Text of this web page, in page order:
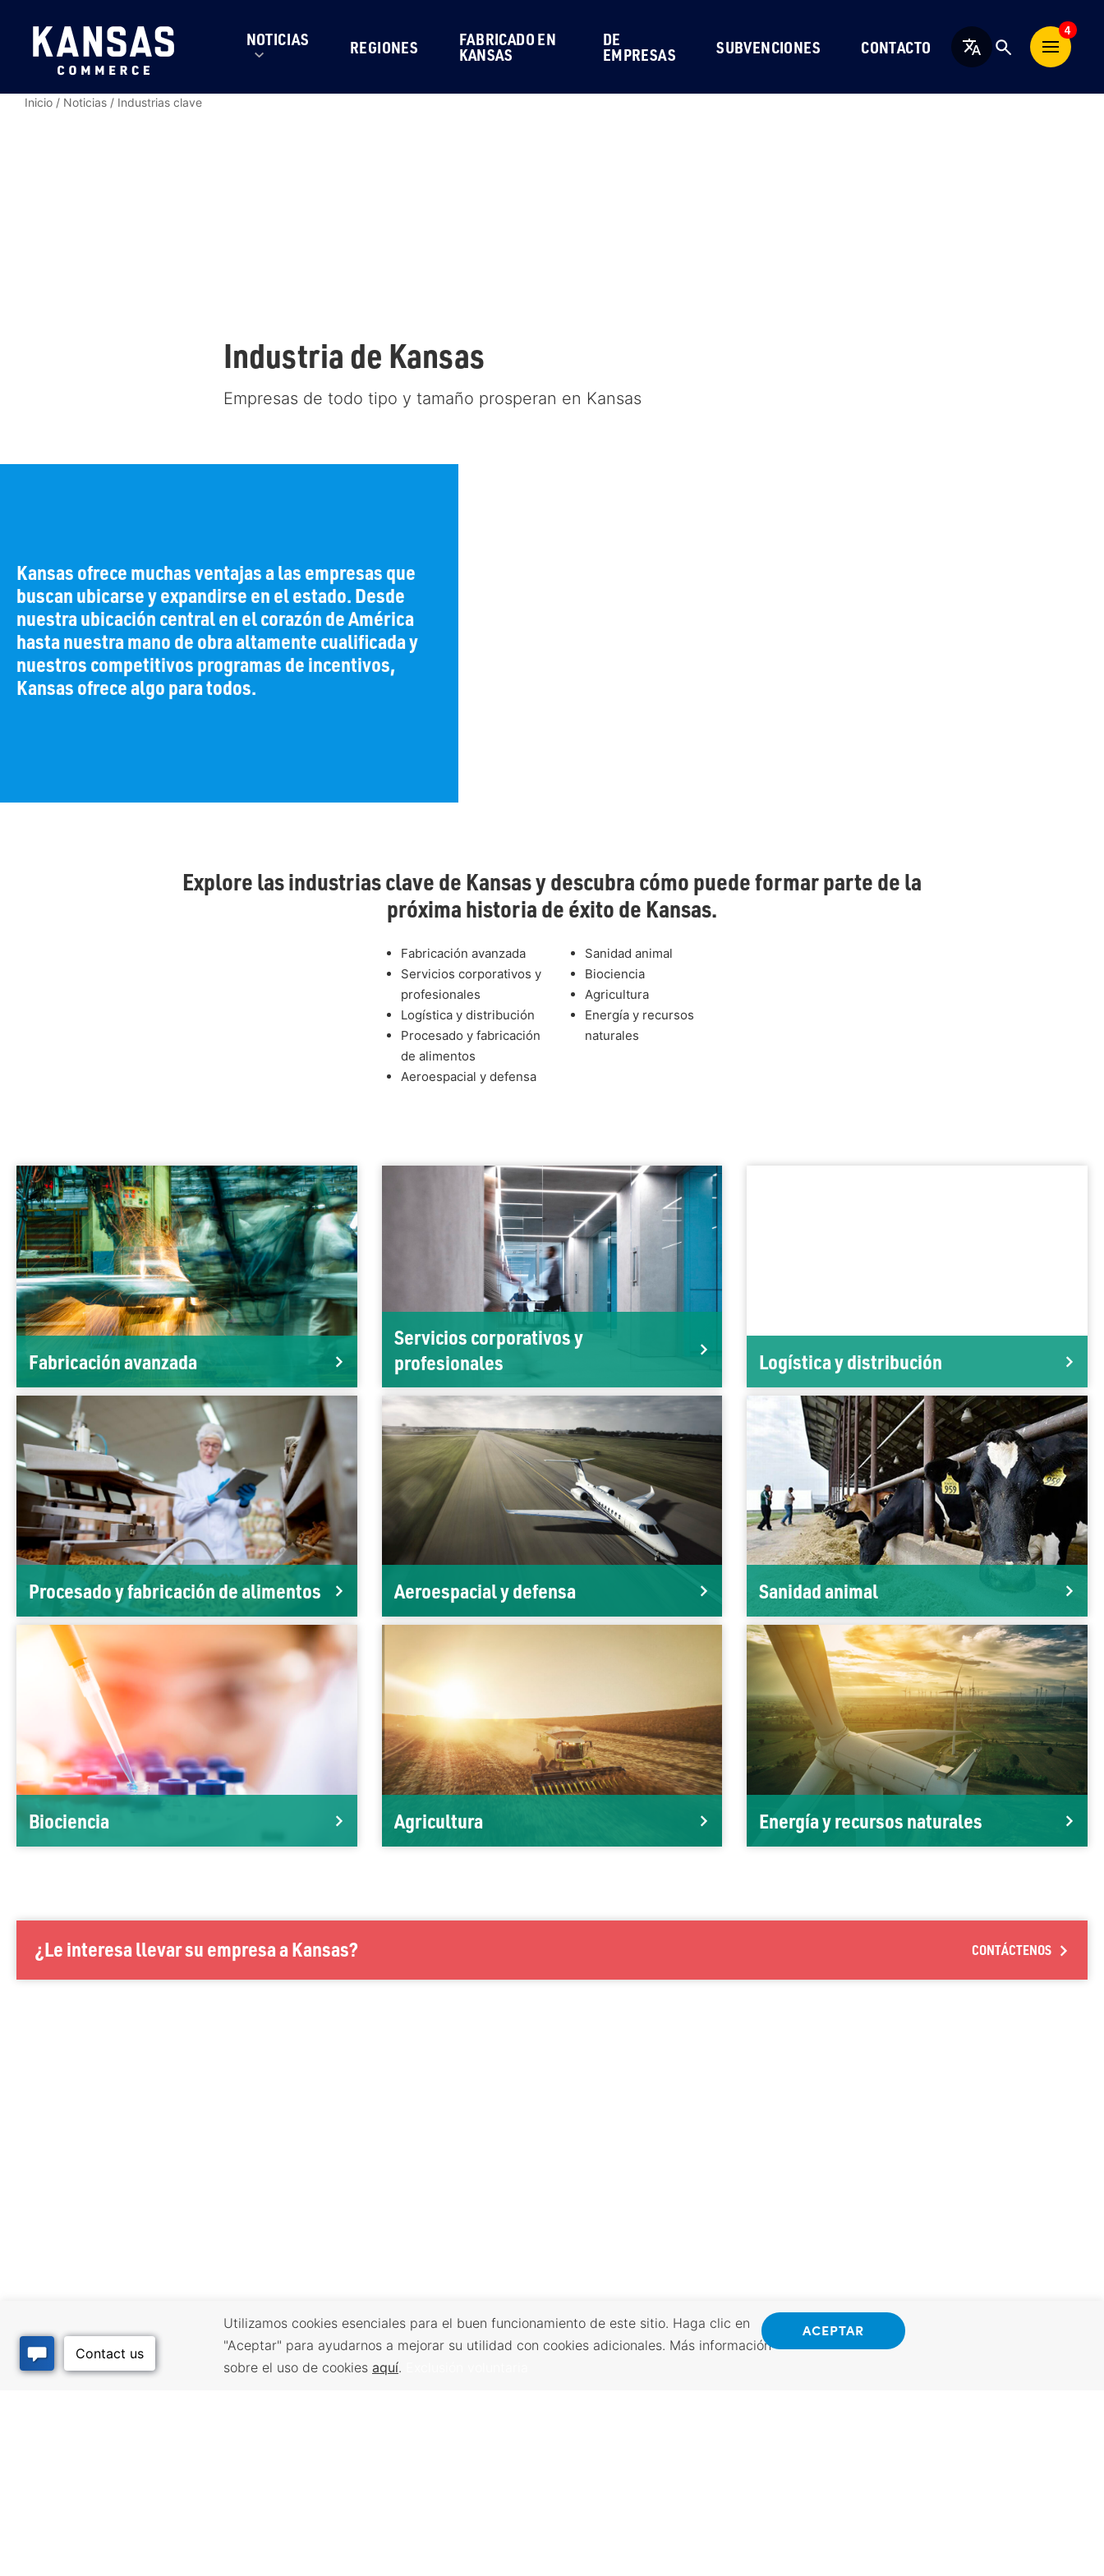
NOTICIAS REGIONES FABRICADO EN
KANSAS
DE
EMPRESAS SUBVENCIONES CONTACTO Español
4
Inicio / Noticias / Industrias clave
Industria de Kansas
Empresas de todo tipo y tamaño prosperan en Kansas
Kansas ofrece muchas ventajas a las empresas que
buscan ubicarse y expandirse en el estado. Desde
nuestra ubicación central en el corazón de América
hasta nuestra mano de obra altamente cualificada y
nuestros competitivos programas de incentivos,
Kansas ofrece algo para todos.
Explore las industrias clave de Kansas y descubra cómo puede formar parte de la
próxima historia de éxito de Kansas.
Fabricación avanzada
Servicios corporativos y
profesionales
Logística y distribución
Procesado y fabricación
de alimentos
Aeroespacial y defensa
Sanidad animal
Biociencia
Agricultura
Energía y recursos
naturales
Fabricación avanzada
Servicios corporativos y
profesionales
Logística y distribución
Procesado y fabricación de alimentos Aeroespacial y defensa Sanidad animal
Biociencia Agricultura Energía y recursos naturales
¿Le interesa llevar su empresa a Kansas? CONTÁCTENOS
Utilizamos cookies esenciales para el buen funcionamiento de este sitio. Haga clic en
"Aceptar" para ayudarnos a mejorar su utilidad con cookies adicionales. Más información
sobre el uso de cookies aquí.
ACEPTAR